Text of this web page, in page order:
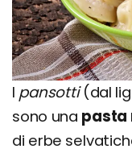
I pansotti(dal
sono una pasta
di erbe